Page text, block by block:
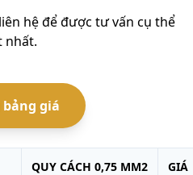
hệ để được tư vấn cụ thể
nhất.
bảng giá
QUY CÁCH 0,75 MM2 GIÁ